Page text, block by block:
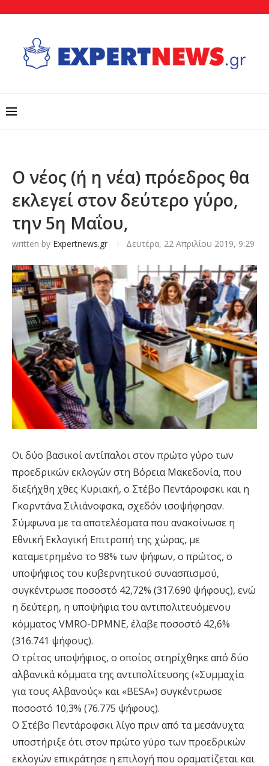
Ο νέος (ή η νέα) πρόεδρος θα
εκλεγεί στον δεύτερο γύρο,
την 5η Μαΐου,
written by Expertnews.gr Δευτέρα, 22 Απριλίου 2019, 9:29
Οι δύο βασικοί αντίπαλοι στον πρώτο γύρο των
προεδρικών εκλογών στη Βόρεια Μακεδονία, που
διεξήχθη χθες Κυριακή, ο Στέβο Πεντάροφσκι και η
Γκορντάνα Σιλιάνοφσκα, σχεδόν ισοψήφησαν.
Σύμφωνα με τα αποτελέσματα που ανακοίνωσε η
Εθνική Εκλογική Επιτροπή της χώρας, με
καταμετρημένο το 98% των ψήφων, ο πρώτος, ο
υποψήφιος του κυβερνητικού συνασπισμού,
συγκέντρωσε ποσοστό 42,72% (317.690 ψήφους), ενώ
η δεύτερη, η υποψήφια του αντιπολιτευόμενου
κόμματος VMRO-DPMNE, έλαβε ποσοστό 42,6%
(316.741 ψήφους).
Ο τρίτος υποψήφιος, ο οποίος στηρίχθηκε από δύο
αλβανικά κόμματα της αντιπολίτευσης («Συμμαχία
για τους Αλβανούς» και «BESA») συγκέντρωσε
ποσοστό 10,3% (76.775 ψήφους).
Ο Στέβο Πεντάροφσκι λίγο πριν από τα μεσάνυχτα
υποστήριξε ότι στον πρώτο γύρο των προεδρικών
εκλογών επικράτησε η επιλογή που οραματίζεται και